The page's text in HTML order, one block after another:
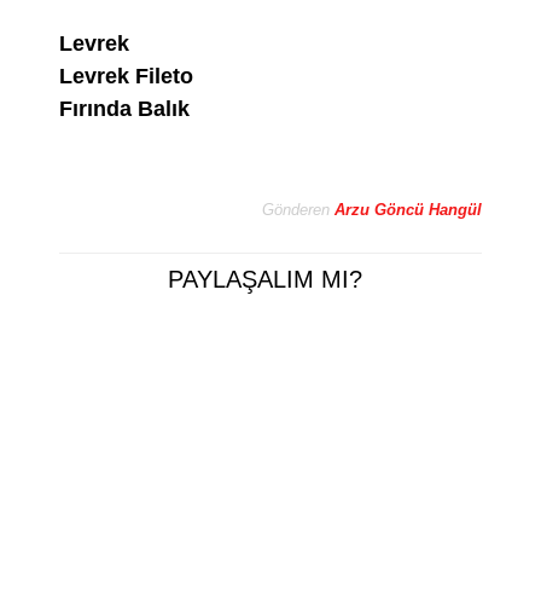
Levrek
Levrek Fileto
Fırında Balık
Gönderen Arzu Göncü Hangül
PAYLAŞALIM MI?